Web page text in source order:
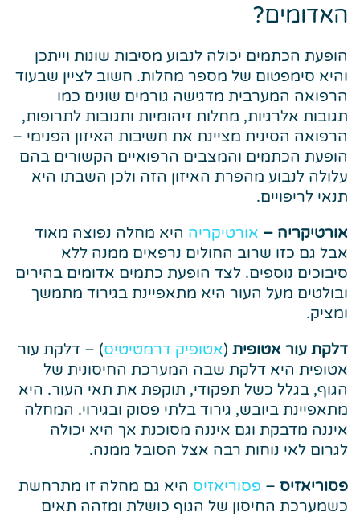
האדומים?
הופעת הכתמים יכולה לנבוע מסיבות שונות וייתכן
והיא סימפטום של מספר מחלות. חשוב לציין שבעוד
הרפואה המערבית מדגישה גורמים שונים כמו
תגובות אלרגיות, מחלות זיהומיות ותגובות לתרופות,
הרפואה הסינית מציינת את חשיבות האיזון הפנימי –
הופעת הכתמים והמצבים הרפואיים הקשורים בהם
עלולה לנבוע מהפרת האיזון הזה ולכן השבתו היא
תנאי לריפויים.
אורטיקריה – אורטיקריה היא מחלה נפוצה מאוד
אבל גם כזו שרוב החולים נרפאים ממנה ללא
סיבוכים נוספים. לצד הופעת כתמים אדומים בהירים
ובולטים מעל העור היא מתאפיינת בגירוד מתמשך
ומציק.
דלקת עור אטופית (אטופיק דרמטיטיס) – דלקת עור
אטופית היא דלקת שבה המערכת החיסונית של
הגוף, בגלל כשל תפקודי, תוקפת את תאי העור. היא
מתאפיינת ביובש, גירוד בלתי פסוק ובגירוי. המחלה
איננה מדבקת וגם איננה מסוכנת אך היא יכולה
לגרום לאי נוחות רבה אצל הסובל ממנה.
פסוריאזיס – פסוריאזיס היא גם מחלה זו מתרחשת
כשמערכת החיסון של הגוף כושלת ומזהה תאים